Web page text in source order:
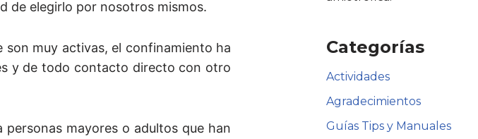
de elegirlo por nosotros mismos.
son muy activas, el confinamiento ha
y de todo contacto directo con otro
mayores o adultos que han
Categorías
Actividades
Agradecimientos
Guías Tips y Manuales